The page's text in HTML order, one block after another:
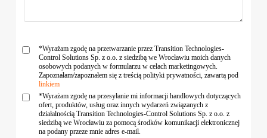
*Wyrażam zgodę na przetwarzanie przez Transition Technologies-
Control Solutions Sp. z o.o. z siedzibą we Wrocławiu moich danych
osobowych podanych w formularzu w celach marketingowych.
Zapoznałam/zapoznałem się z treścią polityki prywatności, zawartą pod
linkiem
*Wyrażam zgodę na przesyłanie mi informacji handlowych dotyczących
ofert, produktów, usług oraz innych wydarzeń związanych z
działalnością Transition Technologies-Control Solutions Sp. z o.o. z
siedzibą we Wrocławiu za pomocą środków komunikacji elektronicznej
na podany przeze mnie adres e-mail.